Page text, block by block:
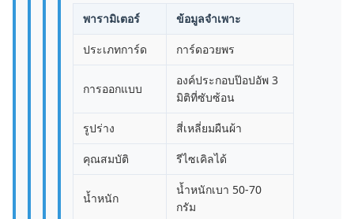
พารามิเตอร์ ข้อมูลจำเพาะ
ประเภทการ์ด การ์ดอวยพร
การออกแบบ
องค์ประกอบป๊อปอัพ 3
มิติที่ซับซ้อน
รูปร่าง สี่เหลี่ยมผืนผ้า
คุณสมบัติ รีไซเคิลได้
น้ำหนัก
น้ำหนักเบา 50-70
กรัม